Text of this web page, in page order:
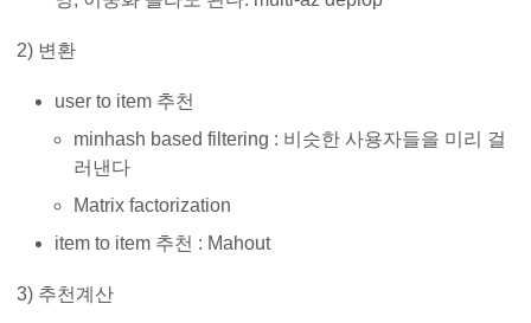
2) 변환
user to item 추천
minhash based filtering : 비슷한 사용자들을 미리 걸
러낸다
Matrix factorization
item to item 추천 : Mahout
3) 추천계산